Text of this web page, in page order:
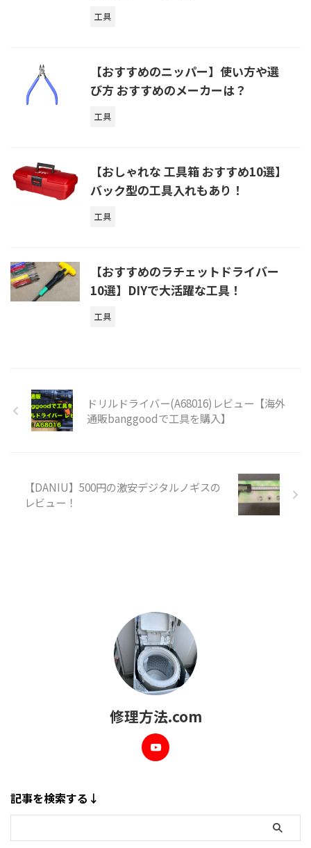
工具
【おすすめのニッパー】使い方や選
び方 おすすめのメーカーは？
工具
【おしゃれな 工具箱 おすすめ10選】
バック型の工具入れもあり！
工具
【おすすめのラチェットドライバー
10選】DIYで大活躍な工具！
工具
ドリルドライバー(A68016)レビュー【海外
通販banggoodで工具を購入】
【DANIU】500円の激安デジタルノギスの
レビュー！
修理方法.com
記事を検索する↓